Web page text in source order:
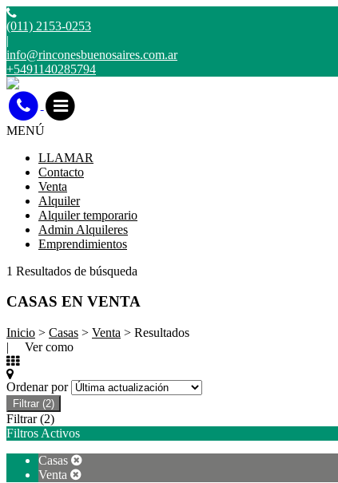
(011) 2153-0253
|
info@rinconesbuenosaires.com.ar
+5491140285794
MENÚ
LLAMAR
Contacto
Venta
Alquiler
Alquiler temporario
Admin Alquileres
Emprendimientos
1 Resultados de búsqueda
CASAS EN VENTA
Inicio > Casas > Venta > Resultados
| Ver como
Ordenar por
Filtrar (2)
Filtrar (2)
Filtros Activos
Casas
Venta